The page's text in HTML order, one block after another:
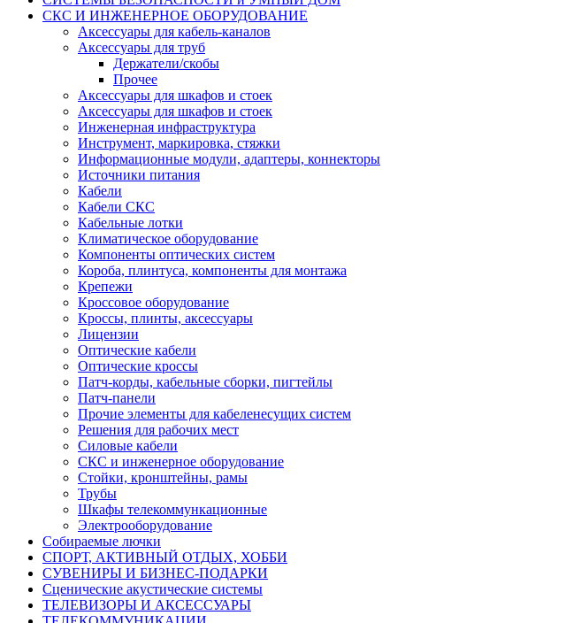
СКС И ИНЖЕНЕРНОЕ ОБОРУДОВАНИЕ
Аксессуары для кабель-каналов
Аксессуары для труб
Держатели/скобы
Прочее
Аксессуары для шкафов и стоек
Аксессуары для шкафов и стоек
Инженерная инфраструктура
Инструмент, маркировка, стяжки
Информационные модули, адаптеры, коннекторы
Источники питания
Кабели
Кабели СКС
Кабельные лотки
Климатическое оборудование
Компоненты оптических систем
Короба, плинтуса, компоненты для монтажа
Крепежи
Кроссовое оборудование
Кроссы, плинты, аксессуары
Лицензии
Оптические кабели
Оптические кроссы
Патч-корды, кабельные сборки, пигтейлы
Патч-панели
Прочие элементы для кабеленесущих систем
Решения для рабочих мест
Силовые кабели
СКС и инженерное оборудование
Стойки, кронштейны, рамы
Трубы
Шкафы телекоммункационные
Электрооборудование
Собираемые лючки
СПОРТ, АКТИВНЫЙ ОТДЫХ, ХОББИ
СУВЕНИРЫ И БИЗНЕС-ПОДАРКИ
Сценические акустические системы
ТЕЛЕВИЗОРЫ И АКСЕССУАРЫ